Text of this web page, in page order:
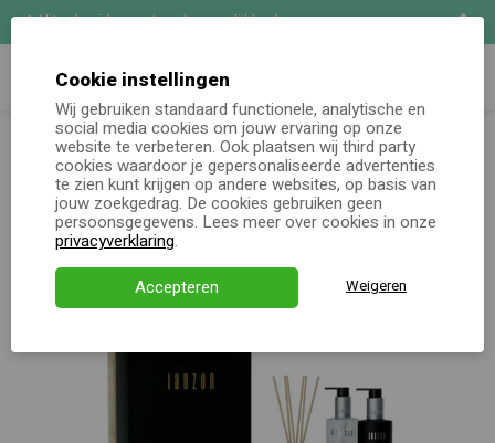
Uitgebreide maatwerk mogelijkheden
Online keuzecadeau
Kerstpakketten
Alle momenten
Verjaardagsservice
Direct bestellen
Zoeken
Janzen Luxury Moments Skin 90
Cookie instellingen
Wij gebruiken standaard functionele, analytische en
social media cookies om jouw ervaring op onze
website te verbeteren. Ook plaatsen wij third party
cookies waardoor je gepersonaliseerde advertenties
te zien kunt krijgen op andere websites, op basis van
jouw zoekgedrag. De cookies gebruiken geen
persoonsgegevens. Lees meer over cookies in onze
privacyverklaring.
Accepteren
Weigeren